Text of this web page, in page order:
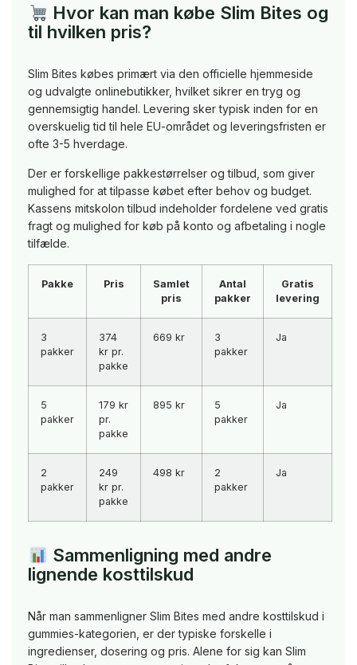
Hvor kan man købe Slim Bites og
til hvilken pris?
Slim Bites købes primært via den officielle hjemmeside
og udvalgte onlinebutikker, hvilket sikrer en tryg og
gennemsigtig handel. Levering sker typisk inden for en
overskuelig tid til hele EU-området og leveringsfristen er
ofte 3-5 hverdage.
Der er forskellige pakkestørrelser og tilbud, som giver
mulighed for at tilpasse købet efter behov og budget.
Kassens mitskolon tilbud indeholder fordelene ved gratis
fragt og mulighed for køb på konto og afbetaling i nogle
tilfælde.
Pakke Pris
Samlet
pris
Antal
pakker
Gratis
levering
3
pakker
374
kr pr.
pakke
669 kr
3
pakker
Ja
5
pakker
179 kr
pr.
pakke
895 kr
5
pakker
Ja
2
pakker
249
kr pr.
pakke
498 kr
2
pakker
Ja
Sammenligning med andre
lignende kosttilskud
Når man sammenligner Slim Bites med andre kosttilskud i
gummies-kategorien, er der typiske forskelle i
ingredienser, dosering og pris. Alene for sig kan Slim